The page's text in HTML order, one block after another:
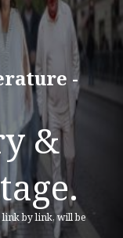
-
&
by link, will be